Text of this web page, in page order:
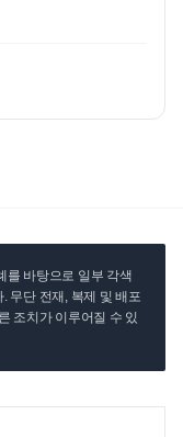
를 바탕으로 일부 각색
무단 전재, 복제 및 배포
조치가 이루어질 수 있